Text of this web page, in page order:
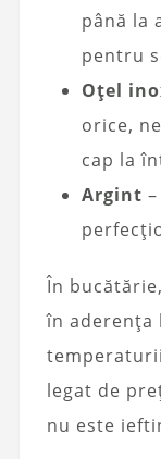
până la
pentru
Oțel
orice,
cap la
Argint –
În
în aderența
legat de
nu este